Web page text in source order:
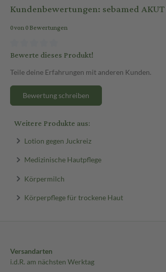
Kundenbewertungen: sebamed
0 von 0 Bewertungen
Bewerte dieses Produkt!
Teile deine Erfahrungen mit anderen Kunden.
Bewertung schreiben
Weitere Produkte aus:
Lotion gegen Juckreiz
Medizinische Hautpflege
Körpermilch
Körperpflege für trockene Haut
Versandarten
i.d.R. am nächsten Werktag